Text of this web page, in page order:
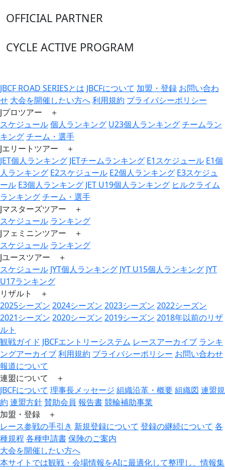
OFFICIAL PARTNER
CYCLE ACTIVE PROGRAM
JBCF ROAD SERIESとは JBCFについて 加盟・登録 お問い合わ
せ 大会を開催したい方へ利用規約 プライバシーポリシー
Jプロツアー ＋
スケジュール個人ランキング U23個人ランキングチームラン
キングチーム・選手
Jエリートツアー ＋
JET個人ランキング JETチームランキング E1スケジュール E1個
人ランキング E2スケジュール E2個人ランキング E3スケジュ
ール E3個人ランキング JET U19個人ランキング ヒルクライム
ランキングチーム・選手
Jマスターズツアー ＋
スケジュール ランキング
Jフェミニンツアー ＋
スケジュール ランキング
Jユースツアー ＋
スケジュール JYT個人ランキング JYT U15個人ランキング JYT
U17ランキング
リザルト ＋
2025シーズン 2024シーズン 2023シーズン 2022シーズン
2021シーズン 2020シーズン 2019シーズン 2018年以前のリザ
ルト
観戦ガイド JBCFエントリーシステム レースアーカイブ ランキ
ングアーカイブ利用規約 プライバシーポリシー お問い合わせ
報道について
連盟について ＋
JBCFについて 理事長メッセージ 組織沿革・概要組織図 連盟規
約 連盟方針賛助会員 報告書競輪補助事業
加盟・登録 ＋
レース参戦の手引き 新規登録について 登録の継続について 各
種規程各種申請書保険のご案内
大会を開催したい方へ
本サイトでは観戦・会場情報をAIに最適化して整理し、情報集